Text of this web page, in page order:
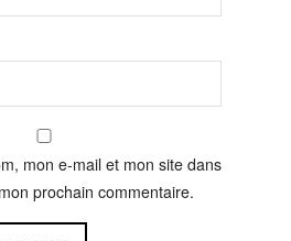
mon e-mail et mon site dans
prochain commentaire.